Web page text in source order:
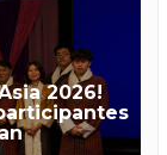
2026!